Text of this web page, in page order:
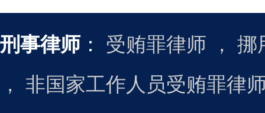
刑事律师 ： 受贿罪律师 ，
挪
，
非国家工作人员受贿罪律